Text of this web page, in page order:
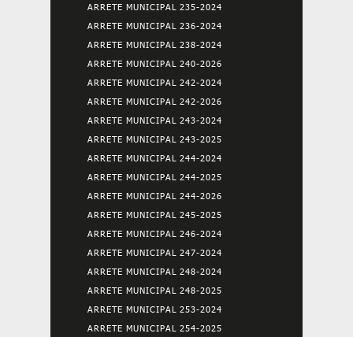
ARRETE MUNICIPAL 235-2024
ARRETE MUNICIPAL 236-2024
ARRETE MUNICIPAL 238-2024
ARRETE MUNICIPAL 240-2026
ARRETE MUNICIPAL 242-2024
ARRETE MUNICIPAL 242-2026
ARRETE MUNICIPAL 243-2024
ARRETE MUNICIPAL 243-2025
ARRETE MUNICIPAL 244-2024
ARRETE MUNICIPAL 244-2025
ARRETE MUNICIPAL 244-2026
ARRETE MUNICIPAL 245-2025
ARRETE MUNICIPAL 246-2024
ARRETE MUNICIPAL 247-2024
ARRETE MUNICIPAL 248-2024
ARRETE MUNICIPAL 248-2025
ARRETE MUNICIPAL 253-2024
ARRETE MUNICIPAL 254-2025